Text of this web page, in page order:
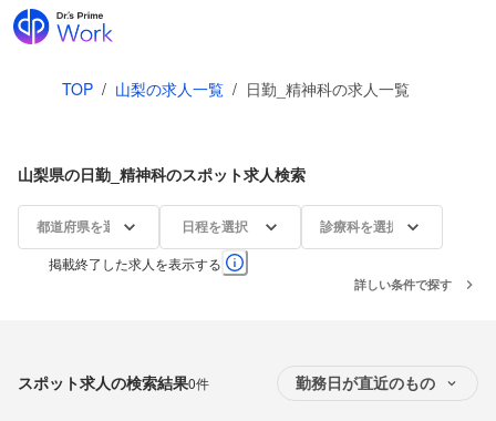
TOP / 山梨の求人一覧 / 日勤_精神科の求人一覧
山梨県の日勤_精神科のスポット求人検索
都道府県を選択 日程を選択 診療科を選択
掲載終了した求人を表示する
詳しい条件で探す
スポット求人の検索結果0件 勤務日が直近のもの